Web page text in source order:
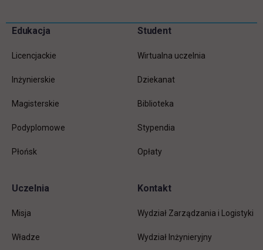
Pomiń
Informacje w stopce
Edukacja
Licencjackie
Inżynierskie
Magisterskie
Podyplomowe
Płońsk
Student
Wirtualna uczelnia
Dziekanat
Biblioteka
Stypendia
Opłaty
Uczelnia
Misja
Władze
Kontakt
Wydział Zarządzania i Logistyki
Wydział Inżynieryjny